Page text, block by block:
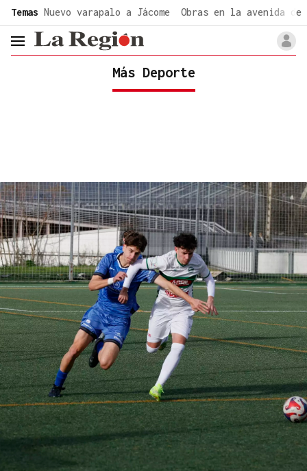
Temas Nuevo varapalo a Jácome Obras en la avenida de
header.menu.open
Más Deporte